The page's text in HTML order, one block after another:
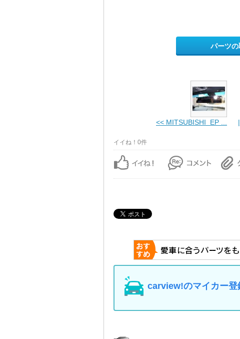
パーツ
<< MITSUBISHI EP ...
イイね！0件
carview!のマイカー登